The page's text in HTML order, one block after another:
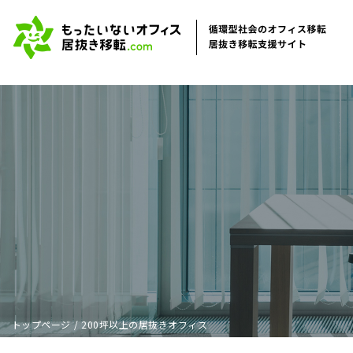
トップページ / 200坪以上の居抜きオフィス